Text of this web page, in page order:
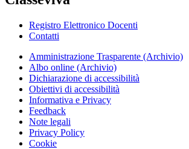
Registro Elettronico Docenti
Contatti
Amministrazione Trasparente (Archivio)
Albo online (Archivio)
Dichiarazione di accessibilità
Obiettivi di accessibilità
Informativa e Privacy
Feedback
Note legali
Privacy Policy
Cookie